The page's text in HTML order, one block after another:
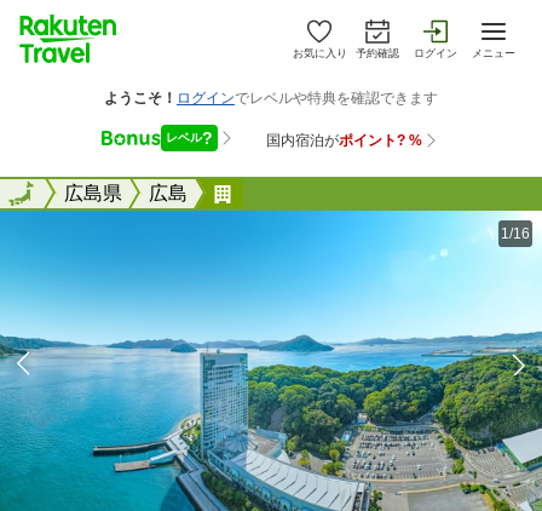
お気に入り 予約確認 ログイン メニュー
全国広島県 広島
全国
1/16